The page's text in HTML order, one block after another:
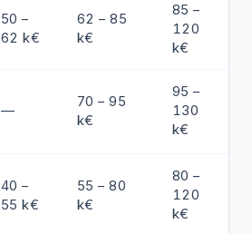
50 –
62 k€
62 – 85
k€
85 –
120
k€
—
70 – 95
k€
95 –
130
k€
40 –
55 k€
55 – 80
k€
80 –
120
k€